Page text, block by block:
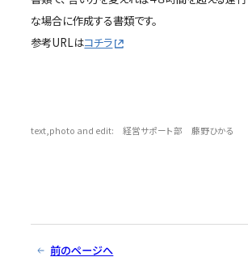
な場合に作成する書類です。
参考URLはコチラ
text,photo and edit: 経営サポート部 藤野ひかる
前のページへ